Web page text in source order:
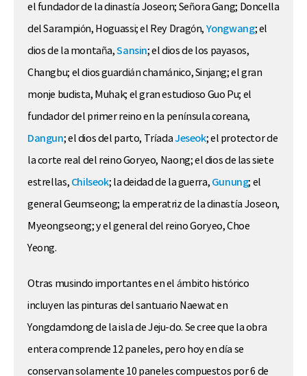
el fundador de la dinastía Joseon; Señora Gang; Doncella
del Sarampión, Hoguassi; el Rey Dragón, Yongwang; el
dios de la montaña,Sansin; el dios de los payasos,
Changbu; el dios guardián chamánico, Sinjang; el gran
monje budista, Muhak; el gran estudioso Guo Pu; el
fundador del primer reino en la península coreana,
Dangun; el dios del parto, TríadaJeseok; el protector de
la corte real del reino Goryeo, Naong; el dios de las siete
estrellas, Chilseok; la deidad de la guerra, Gunung; el
general Geumseong; la emperatriz de la dinastía Joseon,
Myeongseong; y el general del reino Goryeo, Choe
Yeong.
Otras musindo importantes en el ámbito histórico
incluyen las pinturas del santuario Naewat en
Yongdamdong de la isla de Jeju-do. Se cree que la obra
entera comprende 12 paneles, pero hoy en día se
conservan solamente 10 paneles compuestos por 6 de